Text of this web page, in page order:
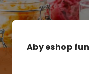
Aby eshop